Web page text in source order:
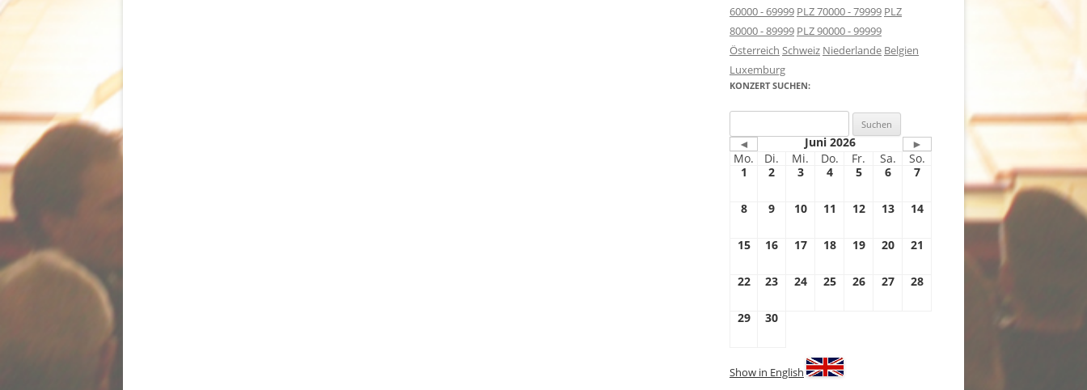
60000 - 69999 PLZ 70000 - 79999 PLZ
80000 - 89999 PLZ 90000 - 99999
Österreich Schweiz Niederlande Belgien
Luxemburg
KONZERT SUCHEN:
nach:
◄ Juni 2026
►
Mo.
Di. Mi. Do. Fr. Sa.
So.
1
2 3 4 5 6 7
8 9 10 11 12 13 14
15 16 17 18 19 20 21
22 23 24 25 26 27 28
29 30
Show in English